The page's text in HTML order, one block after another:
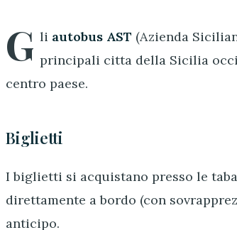
G li autobus AST (Azienda
principali citta della Sicilia
centro paese.
Biglietti
I biglietti si acquistano presso le
direttamente a bordo (con
anticipo.